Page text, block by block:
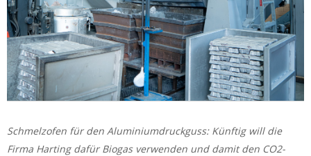
Schmelzofen für den Aluminiumdruckguss: Künftig will die
Firma Harting dafür Biogas verwenden und damit den CO2-